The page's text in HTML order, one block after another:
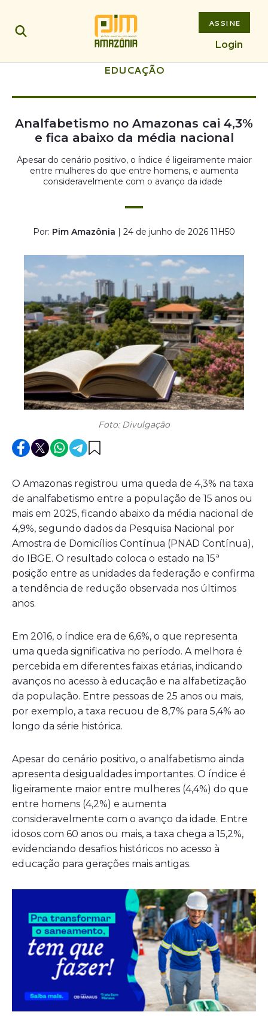
ASSINE
Login
EDUCAÇÃO
Analfabetismo no Amazonas cai 4,3%
e fica abaixo da média nacional
Apesar do cenário positivo, o índice é ligeiramente maior
entre mulheres do que entre homens, e aumenta
consideravelmente com o avanço da idade
Por: Pim Amazônia | 24 de junho de 2026 11H50
Foto: Divulgação
O Amazonas registrou uma queda de 4,3% na taxa
de analfabetismo entre a população de 15 anos ou
mais em 2025, ficando abaixo da média nacional de
4,9%, segundo dados da Pesquisa Nacional por
Amostra de Domicílios Contínua (PNAD Contínua),
do IBGE. O resultado coloca o estado na 15ª
posição entre as unidades da federação e confirma
a tendência de redução observada nos últimos
anos.
Em 2016, o índice era de 6,6%, o que representa
uma queda significativa no período. A melhora é
percebida em diferentes faixas etárias, indicando
avanços no acesso à educação e na alfabetização
da população. Entre pessoas de 25 anos ou mais,
por exemplo, a taxa recuou de 8,7% para 5,4% ao
longo da série histórica.
Apesar do cenário positivo, o analfabetismo ainda
apresenta desigualdades importantes. O índice é
ligeiramente maior entre mulheres (4,4%) do que
entre homens (4,2%) e aumenta
consideravelmente com o avanço da idade. Entre
idosos com 60 anos ou mais, a taxa chega a 15,2%,
evidenciando desafios históricos no acesso à
educação para gerações mais antigas.